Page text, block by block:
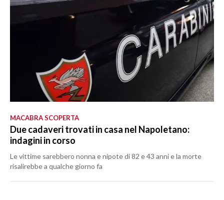
MACABRA SCOPERTA
Due cadaveri trovati in casa nel Napoletano:
indagini in corso
Le vittime sarebbero nonna e nipote di 82 e 43 anni e la morte
risalirebbe a qualche giorno fa